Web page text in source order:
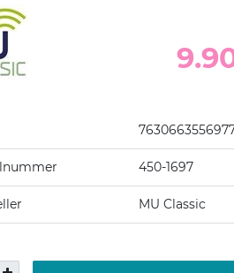
450-1697
MU Classic